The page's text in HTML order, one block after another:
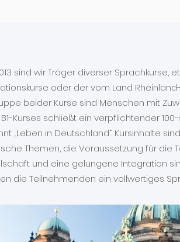
sind wir Träger diverser Sprachkurse,
oder der vom Land
beider Kurse sind Menschen mit
Kurses schließt ein verpflichtender
„Leben in Deutschland“. Kursinhalte
Themen, die Voraussetzung für die
und eine gelungene Integration
die Teilnehmenden ein vollwertiges